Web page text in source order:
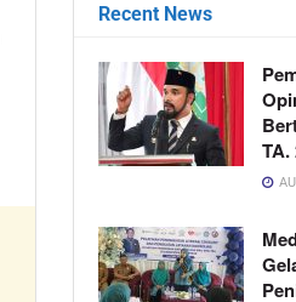
Recent News
TA.